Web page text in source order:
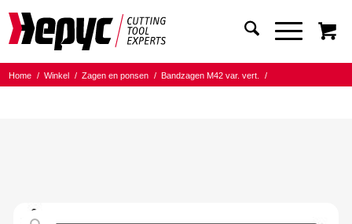
Home / Winkel / Zagen en ponsen / Bandzagen M42 var. vert.
/